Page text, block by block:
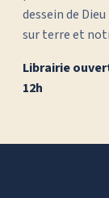
dessein de
sur terre et
Librairie
12h